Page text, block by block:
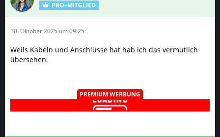
PRO–MITGLIED
30. Oktober 2025 um 09:25
Weils Kabeln und Anschlüsse hat hab ich das vermutlich
übersehen.
PREMIUM WERBUNG